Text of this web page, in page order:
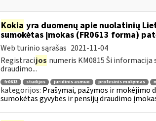
Kokia yra duomenų apie nuolatinių
sumokėtas įmokas (FR0613 forma)
Web turinio sąrašas 2021-11-04
Registracijos numeris KM0815 Ši
draudimo...
fr0613 studijos juridinis asmuo profesinis mokymas
kategorijos: Prašymai, pažymos ir mokėjimo
sumokėtas gyvybės ir pensijų draudimo